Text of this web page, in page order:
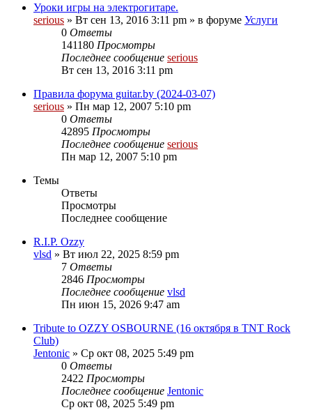
Уроки игры на электрогитаре.
serious » Вт сен 13, 2016 3:11 pm » в форуме Услуги
0 Ответы
141180 Просмотры
Последнее сообщение serious
Вт сен 13, 2016 3:11 pm
Правила форума guitar.by (2024-03-07)
serious » Пн мар 12, 2007 5:10 pm
0 Ответы
42895 Просмотры
Последнее сообщение serious
Пн мар 12, 2007 5:10 pm
Темы
Ответы
Просмотры
Последнее сообщение
R.I.P. Ozzy
vlsd » Вт июл 22, 2025 8:59 pm
7 Ответы
2846 Просмотры
Последнее сообщение vlsd
Пн июн 15, 2026 9:47 am
Tribute to OZZY OSBOURNE (16 октября в TNT Rock
Club)
Jentonic » Ср окт 08, 2025 5:49 pm
0 Ответы
2422 Просмотры
Последнее сообщение Jentonic
Ср окт 08, 2025 5:49 pm